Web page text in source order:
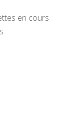
en cours